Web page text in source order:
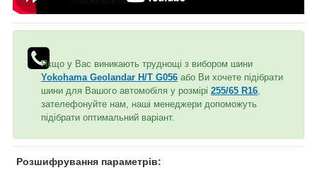
Якщо у Вас виникають труднощі з вибором шини
Yokohama Geolandar H/T G056 або Ви хочете підібрати
шини для Вашого автомобіля у розмірі 255/65 R16
зателефонуйте нам, наші менеджери допоможуть
підібрати оптимальний варіант.
Розшифрування параметрів: